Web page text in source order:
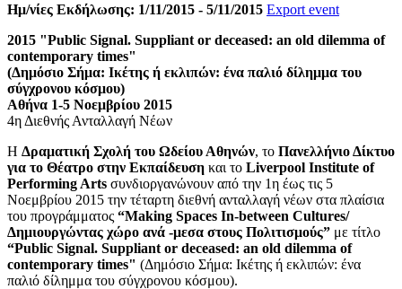
Ημ/νίες Εκδήλωσης: 1/11/2015 - 5/11/2015 Export event
2015 "Public Signal. Suppliant or deceased: an old dilemma of
contemporary times"
(Δημόσιο Σήμα: Ικέτης ή εκλιπών: ένα παλιό δίλημμα του
σύγχρονου κόσμου)
Αθήνα 1-5 Νοεμβρίου 2015
4η Διεθνής Ανταλλαγή Νέων
Η Δραματική Σχολή του Ωδείου Αθηνών, το Πανελλήνιο Δίκτυο
για το Θέατρο στην Εκπαίδευση και το Liverpool Institute of
Performing Arts συνδιοργανώνουν από την 1η έως τις 5
Νοεμβρίου 2015 την τέταρτη διεθνή ανταλλαγή νέων στα πλαίσια
του προγράμματος “Making Spaces In-between Cultures/
Δημιουργώντας χώρο ανά -μεσα στους Πολιτισμούς” με τίτλο
“Public Signal. Suppliant or deceased: an old dilemma of
contemporary times" (Δημόσιο Σήμα: Ικέτης ή εκλιπών: ένα
παλιό δίλημμα του σύγχρονου κόσμου).